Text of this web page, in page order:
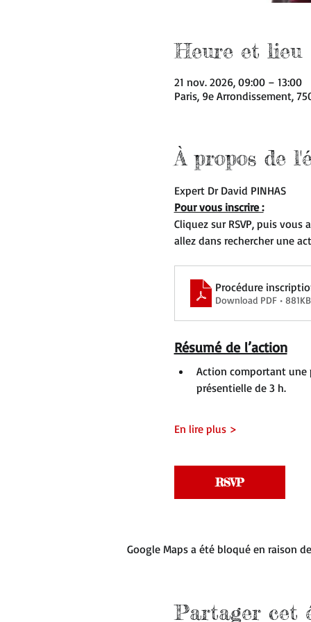
Heure et lieu
21 nov. 2026, 09:00 – 13:00
Paris, 9e Arrondissement,
À propos de
Expert Dr David PINHAS
Pour vous inscrire :
Cliquez sur RSVP, puis
allez dans rechercher une
Procédure
Download PDF • 881KB
Résumé de l’action
Action comportant une
présentielle de 3 h.
En lire plus >
RSVP
Google Maps a été bloqué en raison
Partager cet